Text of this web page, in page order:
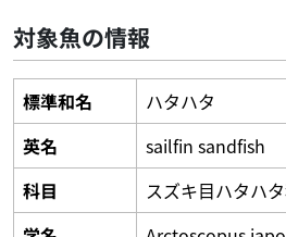
対象魚の情報
標準和名
ハタハタ
英名
sailfin sandfish
科目
スズキ目ハタハ